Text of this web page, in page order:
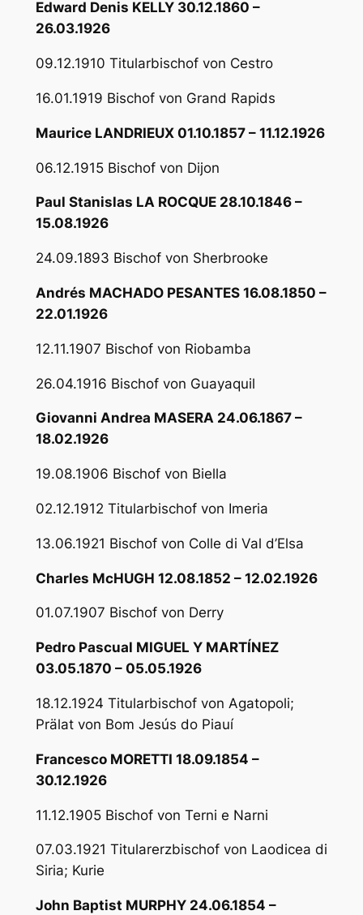
Edward Denis KELLY 30.12.1860 –
26.03.1926
09.12.1910 Titularbischof von Cestro
16.01.1919 Bischof von Grand Rapids
Maurice LANDRIEUX 01.10.1857 – 11.12.1926
06.12.1915 Bischof von Dijon
Paul Stanislas LA ROCQUE 28.10.1846 –
15.08.1926
24.09.1893 Bischof von Sherbrooke
Andrés MACHADO PESANTES 16.08.1850 –
22.01.1926
12.11.1907 Bischof von Riobamba
26.04.1916 Bischof von Guayaquil
Giovanni Andrea MASERA 24.06.1867 –
18.02.1926
19.08.1906 Bischof von Biella
02.12.1912 Titularbischof von Imeria
13.06.1921 Bischof von Colle di Val d’Elsa
Charles McHUGH 12.08.1852 – 12.02.1926
01.07.1907 Bischof von Derry
Pedro Pascual MIGUEL Y MARTÍNEZ
03.05.1870 – 05.05.1926
18.12.1924 Titularbischof von Agatopoli;
Prälat von Bom Jesús do Piauí
Francesco MORETTI 18.09.1854 –
30.12.1926
11.12.1905 Bischof von Terni e Narni
07.03.1921 Titularerzbischof von Laodicea di
Siria; Kurie
John Baptist MURPHY 24.06.1854 –